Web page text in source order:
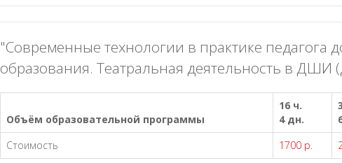
"Современные технологии в практике педагога
образования. Театральная деятельность в
Объём образовательной программы
16 ч.
4 дн.
Стоимость
1700 р.